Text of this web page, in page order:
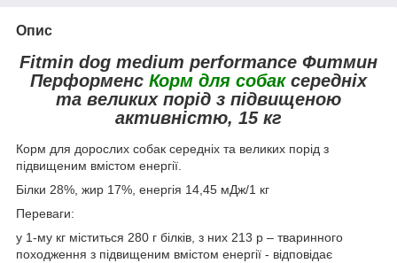
Опис
Fitmin dog medium performance Фитмин
Перформенс Корм для собаксередніх
та великих порід з підвищеною
активністю, 15 кг
Корм для дорослих собак середніх та великих порід з
підвищеним вмістом енергії.
Білки 28%, жир 17%, енергія 14,45 мДж/1 кг
Переваги:
у 1-му кг міститься 280 г білків, з них 213 р – тваринного
походження з підвищеним вмістом енергії - відповідає